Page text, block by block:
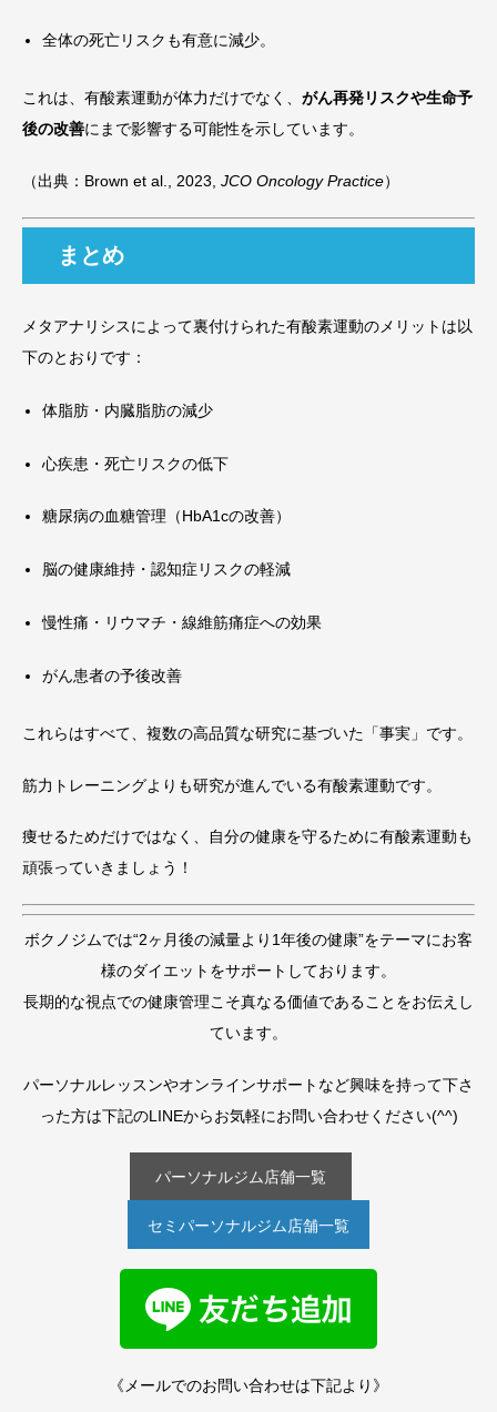
全体の死亡リスクも有意に減少。
これは、有酸素運動が体力だけでなく、 がん再発リスクや生命予
後の改善にまで影響する可能性を示しています。
（出典：Brown et al., 2023, JCO Oncology Practice）
まとめ
メタアナリシスによって裏付けられた有酸素運動のメリットは以
下のとおりです：
体脂肪・内臓脂肪の減少
心疾患・死亡リスクの低下
糖尿病の血糖管理（HbA1cの改善）
脳の健康維持・認知症リスクの軽減
慢性痛・リウマチ・線維筋痛症への効果
がん患者の予後改善
これらはすべて、複数の高品質な研究に基づいた「事実」です。
筋力トレーニングよりも研究が進んでいる有酸素運動です。
痩せるためだけではなく、自分の健康を守るために有酸素運動も
頑張っていきましょう！
ボクノジムでは“2ヶ月後の減量より1年後の健康”をテーマにお客
様のダイエットをサポートしております。
長期的な視点での健康管理こそ真なる価値であることをお伝えし
ています。
パーソナルレッスンやオンラインサポートなど興味を持って下さ
った方は下記のLINEからお気軽にお問い合わせください(^^)
パーソナルジム店舗一覧
セミパーソナルジム店舗一覧
《メールでのお問い合わせは下記より》